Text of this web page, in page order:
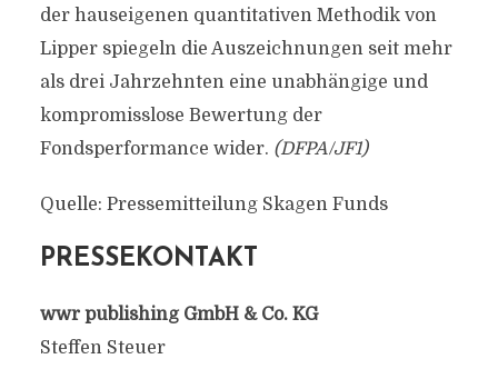
der hauseigenen quantitativen Methodik von
Lipper spiegeln die Auszeichnungen seit mehr
als drei Jahrzehnten eine unabhängige und
kompromisslose Bewertung der
Fondsperformance wider. (DFPA/JF1)
Quelle: Pressemitteilung Skagen Funds
PRESSEKONTAKT
wwr publishing GmbH & Co. KG
Steffen Steuer